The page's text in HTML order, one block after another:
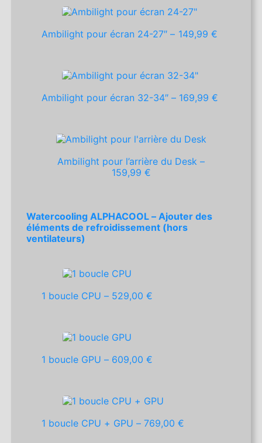
Ambilight pour écran 24-27″ – 149,99 €
Ambilight pour écran 32-34″ – 169,99 €
Ambilight pour l’arrière du Desk –
159,99 €
Watercooling ALPHACOOL – Ajouter des
éléments de refroidissement (hors
ventilateurs)
1 boucle CPU – 529,00 €
1 boucle GPU – 609,00 €
1 boucle CPU + GPU –769,00 €